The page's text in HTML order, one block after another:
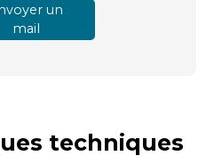
un
mail
techniques